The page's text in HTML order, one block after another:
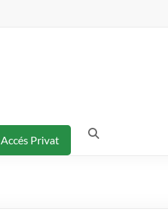
Accés Privat